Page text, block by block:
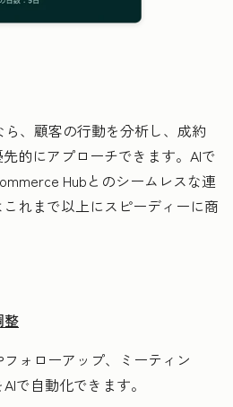
ら、顧客の行動を分析し、成約
的にアプローチできます。AIで
Hubとのシームレスな連
れまで以上にスピーディーに商
整
ォローアップ、ミーティン
で自動化できます。